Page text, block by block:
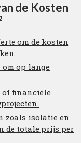
de Kosten
om de kosten
op lange
of financiële
zoals isolatie en
de totale prijs per